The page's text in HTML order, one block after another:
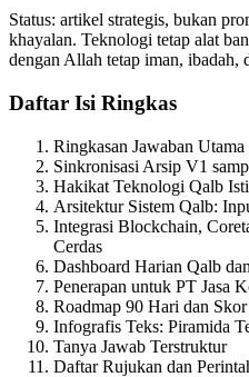
Status: artikel strategis, bukan
khayalan. Teknologi tetap alat
dengan Allah tetap iman, ibadah,
Daftar Isi Ringkas
Ringkasan Jawaban Utama
Sinkronisasi Arsip V1
Hakikat Teknologi Qalb
Arsitektur Sistem Qalb:
Integrasi Blockchain,
Cerdas
Dashboard Harian Qalb
Penerapan untuk PT Jasa
Roadmap 90 Hari dan
Infografis Teks: Piramida
Tanya Jawab Terstruktur
Daftar Rujukan dan